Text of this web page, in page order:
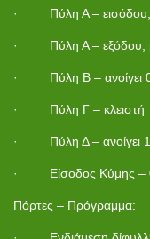
· Πύλη Α – εισόδου,
· Πύλη Α – εξόδου,
· Πύλη Β – ανοίγει
· Πύλη Γ – κλειστή
· Πύλη Δ – ανοίγει
· Είσοδος Κύμης –
Πόρτες – Πρόγραμμα: